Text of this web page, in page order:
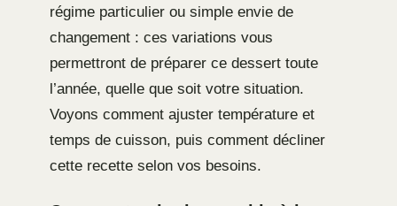
régime particulier ou simple envie de
changement : ces variations vous
permettront de préparer ce dessert toute
l’année, quelle que soit votre situation.
Voyons comment ajuster température et
temps de cuisson, puis comment décliner
cette recette selon vos besoins.